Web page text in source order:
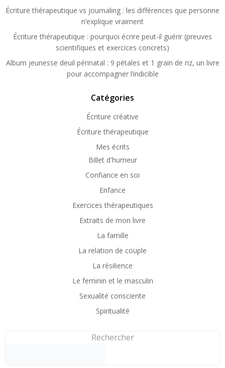
Écriture thérapeutique vs journaling : les différences que personne
n’explique vraiment
Écriture thérapeutique : pourquoi écrire peut-il guérir (preuves
scientifiques et exercices concrets)
Album jeunesse deuil périnatal : 9 pétales et 1 grain de riz, un livre
pour accompagner l’indicible
Catégories
Écriture créative
Écriture thérapeutique
Mes écrits
Billet d'humeur
Confiance en soi
Enfance
Exercices thérapeutiques
Extraits de mon livre
La famille
La relation de couple
La résilience
Le feminin et le masculin
Sexualité consciente
Spiritualité
Rechercher